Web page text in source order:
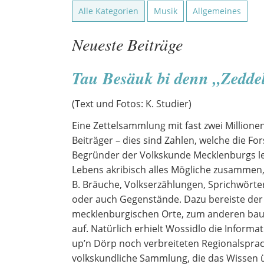
Alle Kategorien Musik Allgemeines
Neueste Beiträge
Tau Besäuk bi denn
(Text und Fotos: K. Studier)
Eine Zettelsammlung mit fast zwei
Beiträger – dies sind Zahlen, welche die
Begründer der Volkskunde Mecklenburgs
Lebens akribisch alles Mögliche
B. Bräuche, Volkserzählungen,
oder auch Gegenstände. Dazu bereiste
mecklenburgischen Orte, zum anderen
auf. Natürlich erhielt Wossidlo die
up’n Dörp noch verbreiteten
volkskundliche Sammlung, die das